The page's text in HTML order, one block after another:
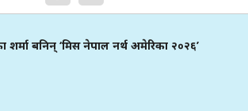
शर्मा बनिन् ‘मिस नेपाल नर्थ अमेरिका २०२६’